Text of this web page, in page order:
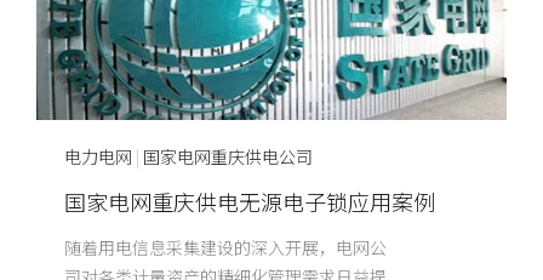
电力电网 | 国家电网重庆供电公司
国家电网重庆供电无源电子锁应用案例
随着用电信息采集建设的深入开展，电网公